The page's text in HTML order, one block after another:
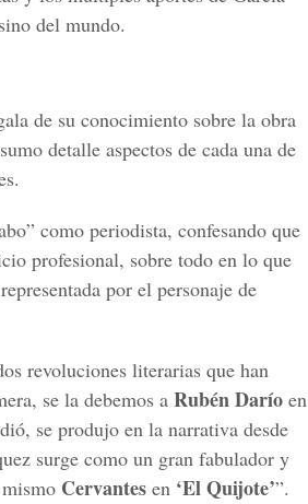
del mundo.
de su conocimiento sobre la obra
detalle aspectos de cada una de
como periodista, confesando que
profesional, sobre todo en lo que
por el personaje de
revoluciones literarias que han
se la debemos a Rubén Darío en
se produjo en la narrativa desde
surge como un gran fabulador y
Cervantes en ‘El Quijote’”.